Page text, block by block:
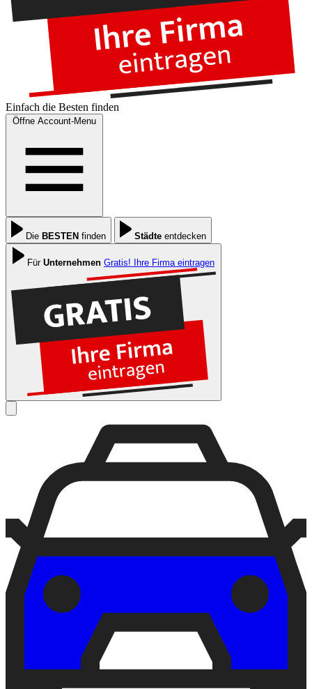
Einfach die Besten finden
Öffne Account-Menu
Die BESTEN finden Städte entdecken
Für Unternehmen Gratis! Ihre Firma eintragen